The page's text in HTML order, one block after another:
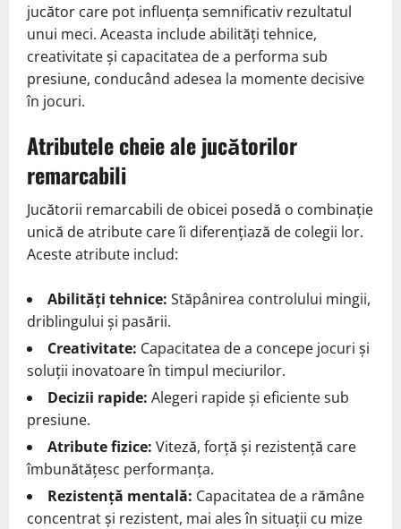
jucător care pot influența semnificativ rezultatul
unui meci. Aceasta include abilități tehnice,
creativitate și capacitatea de a performa sub
presiune, conducând adesea la momente decisive
în jocuri.
Atributele cheie ale jucătorilor
remarcabili
Jucătorii remarcabili de obicei posedă o combinație
unică de atribute care îi diferențiază de colegii lor.
Aceste atribute includ:
Abilități tehnice: Stăpânirea controlului mingii,
driblingului și pasării.
Creativitate: Capacitatea de a concepe jocuri și
soluții inovatoare în timpul meciurilor.
Decizii rapide: Alegeri rapide și eficiente sub
presiune.
Atribute fizice: Viteză, forță și rezistență care
îmbunătățesc performanța.
Rezistență mentală: Capacitatea de a rămâne
concentrat și rezistent, mai ales în situații cu mize